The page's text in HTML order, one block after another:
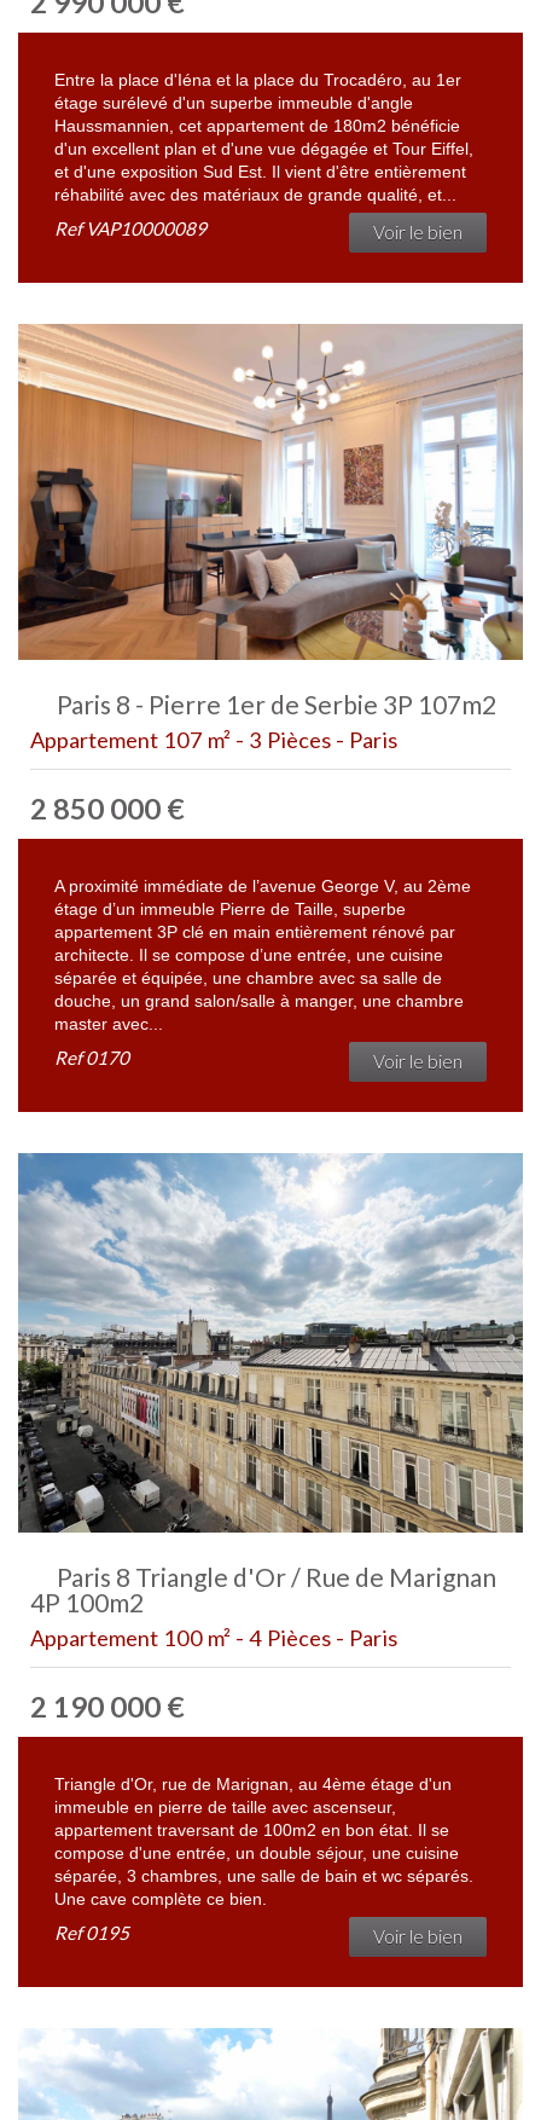
Entre la place d'Iéna et la place du Trocadéro, au 1er
étage surélevé d'un superbe immeuble d'angle
Haussmannien, cet appartement de 180m2 bénéficie
d'un excellent plan et d'une vue dégagée et Tour Eiffel,
et d'une exposition Sud Est. Il vient d'être entièrement
réhabilité avec des matériaux de grande qualité, et...
RefVAP10000089 Voir le bien
Paris 8 - Pierre 1er de Serbie 3P 107m2
Appartement 107 m² - 3 Pièces - Paris
2 850 000 €
A proximité immédiate de l’avenue George V, au 2ème
étage d’un immeuble Pierre de Taille, superbe
appartement 3P clé en main entièrement rénové par
architecte. Il se compose d’une entrée, une cuisine
séparée et équipée, une chambre avec sa salle de
douche, un grand salon/salle à manger, une chambre
master avec...
Ref0170 Voir le bien
Paris 8 Triangle d'Or / Rue de Marignan
4P 100m2
Appartement 100 m² - 4 Pièces - Paris
2 190 000 €
Triangle d'Or, rue de Marignan, au 4ème étage d'un
immeuble en pierre de taille avec ascenseur,
appartement traversant de 100m2 en bon état. Il se
compose d'une entrée, un double séjour, une cuisine
séparée, 3 chambres, une salle de bain et wc séparés.
Une cave complète ce bien.
Ref0195 Voir le bien